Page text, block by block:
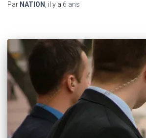
Par NATION , il y a 6 ans